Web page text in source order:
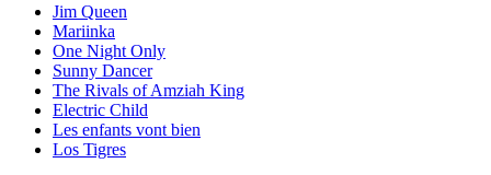
Jim Queen
Mariinka
One Night Only
Sunny Dancer
The Rivals of Amziah King
Electric Child
Les enfants vont bien
Los Tigres